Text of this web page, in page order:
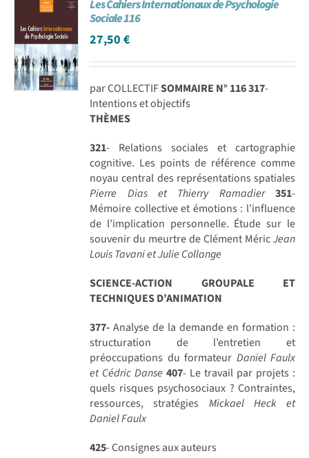
Les Cahiers Internationaux de Psychologie
Sociale 116
27,50€
par COLLECTIFSOMMAIRE N° 116317-
Intentions et objectifs
THÈMES
321- Relations sociales et cartographie
cognitive. Les points de référence comme
noyau central des représentations spatiales
Pierre Dias et Thierry Ramadier 351-
Mémoire collective et émotions : l’influence
de l’implication personnelle. Étude sur le
souvenir du meurtre de Clément MéricJean
Louis Tavani et Julie Collange
SCIENCE-ACTION GROUPALE ET
TECHNIQUES D’ANIMATION
377- Analyse de la demande en formation :
structuration de l’entretien et
préoccupations du formateur Daniel Faulx
et Cédric Danse407- Le travail par projets :
quels risques psychosociaux ? Contraintes,
ressources, stratégies Mickael Heck et
Daniel Faulx
425- Consignes aux auteurs